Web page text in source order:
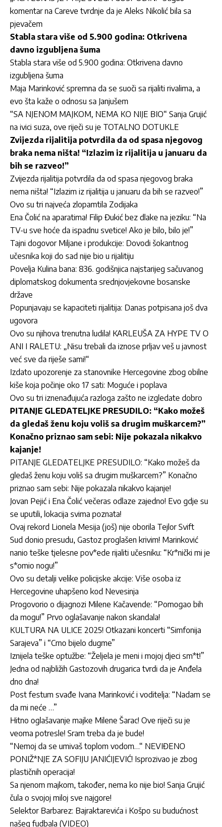
komentar na Careve tvrdnje da je Aleks Nikolić bila sa
pjevačem
Stabla stara više od 5.900 godina: Otkrivena
davno izgubljena šuma
Stabla stara više od 5.900 godina: Otkrivena davno
izgubljena šuma
Maja Marinković spremna da se suoči sa rijaliti rivalima, a
evo šta kaže o odnosu sa Janjušem
“SA NJENOM MAJKOM, NEMA KO NIJE BIO“ Sanja Grujić
na ivici suza, ove riječi su je TOTALNO DOTUKLE
Zvijezda rijalitija potvrdila da od spasa njegovog
braka nema ništa! “Izlazim iz rijalitija u januaru da
bih se razveo!”
Zvijezda rijalitija potvrdila da od spasa njegovog braka
nema ništa! “Izlazim iz rijalitija u januaru da bih se razveo!”
Ovo su tri najveća zlopamtila Zodijaka
Ena Čolić na aparatima! Filip Đukić bez dlake na jeziku: “Na
TV-u sve hoće da ispadnu svetice! Ako je bilo, bilo je!”
Tajni dogovor Miljane i produkcije: Dovodi šokantnog
učesnika koji do sad nije bio u rijalitiju
Povelja Kulina bana: 836. godišnjica najstarijeg sačuvanog
diplomatskog dokumenta srednjovjekovne bosanske
države
Popunjavaju se kapaciteti rijalitija: Danas potpisana još dva
ugovora
Ovo su njihova trenutna ludila! KARLEUŠA ZA HYPE TV O
ANI I RALETU: „Nisu trebali da iznose prljav veš u javnost
već sve da riješe sami!“
Izdato upozorenje za stanovnike Hercegovine zbog obilne
kiše koja počinje oko 17 sati: Moguće i poplava
Ovo su tri iznenađujuća razloga zašto ne izgledate dobro
PITANJE GLEDATELJKE PRESUDILO: “Kako možeš
da gledaš ženu koju voliš sa drugim muškarcem?”
Konačno priznao sam sebi: Nije pokazala nikakvo
kajanje!
PITANJE GLEDATELJKE PRESUDILO: “Kako možeš da
gledaš ženu koju voliš sa drugim muškarcem?” Konačno
priznao sam sebi: Nije pokazala nikakvo kajanje!
Jovan Pejić i Ena Čolić večeras odlaze zajedno! Evo gdje su
se uputili, lokacija svima poznata!
Ovaj rekord Lionela Mesija (još) nije oborila Tejlor Svift
Sud donio presudu, Gastoz proglašen krivim! Marinković
nanio teške tjelesne pov*ede rijaliti učesniku: “Kr*nički mi je
s*omio nogu!”
Ovo su detalji velike policijske akcije: Više osoba iz
Hercegovine uhapšeno kod Nevesinja
Progovorio o dijagnozi Milene Kačavende: “Pomogao bih
da mogu!” Prvo oglašavanje nakon skandala!
KULTURA NA ULICE 2025! Otkazani koncerti “Simfonija
Sarajeva” i “Crno bijelo dugme”
Iznijela teške optužbe: “Željela je meni i mojoj djeci sm*t!”
Jedna od najbližih Gastozovih drugarica tvrdi da je Anđela
dno dna!
Post festum svađe Ivana Marinković i voditelja: “Nadam se
da mi neće …”
Hitno oglašavanje majke Milene Šarac! Ove riječi su je
veoma potresle! Sram treba da je bude!
“Nemoj da se umivaš toplom vodom…“ NEVIĐENO
PONIŽ*NJE ZA SOFIJU JANIĆIJEVIĆ! Isprozivao je zbog
plastičnih operacija!
Sa njenom majkom, također, nema ko nije bio! Sanja Grujić
čula o svojoj miloj sve najgore!
Selektor Barbarez: Bajraktarevića i Košpo su budućnost
našeg fudbala (VIDEO)